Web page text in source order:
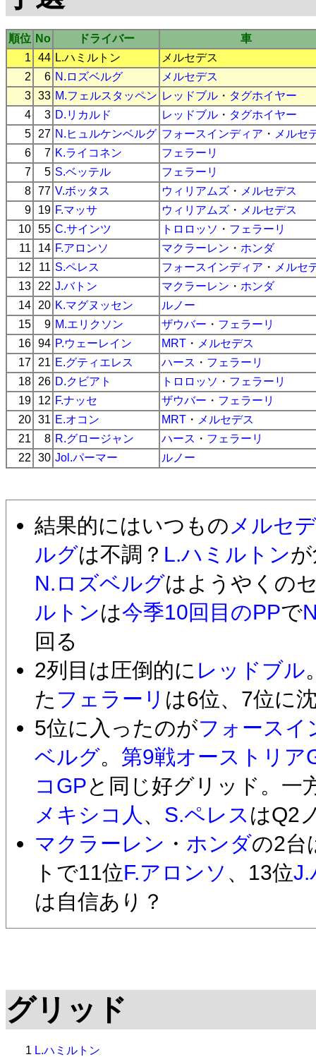
順位 No ドライバー
車
1
44 L.ハミルトン
メルセデス
2
6 N.ロズベルグ
メルセデス
3 33 M.フェルスタッペン レッドブル ・ タグホイヤー
4
3 D.リカルド レッドブル ・ タグホイヤー
5
27 N.ヒュルケンベルグ フォースインディア ・ メルセ
6
7 K.ライコネン
フェラーリ
7
5 S.ベッテル
フェラーリ
8 77 V.ボッタス ウィリアムズ ・ メルセデス
9
19 F.マッサ ウィリアムズ ・ メルセデス
10 55 C.サインツ トロロッソ ・ フェラーリ
11
14 F.アロンソ マクラーレン ・ ホンダ
12
11 S.ペレス フォースインディア ・ メルセ
13
22 J.バトン マクラーレン ・ ホンダ
14
20 K.マグヌッセン
ルノー
15
9 M.エリクソン ザウバー ・ フェラーリ
16 94 P.ウェーレイン MRT ・ メルセデス
17
21 E.グティエレス ハース ・ フェラーリ
18
26 D.クビアト トロロッソ ・ フェラーリ
19
12 F.ナッセ ザウバー ・ フェラーリ
20 31 E.オコン MRT ・ メルセデス
21
8 R.グロージャン ハース ・ フェラーリ
22
30 Jol.パーマー ルノー
結果的にはいつもの メルセ
ルグは不調？ L.ハミルトン
N.ロズベルグはようやくの
ルトンは今季10回目のPPで
回る
2列目は圧倒的に レッドブル
た フェラーリ は6位、7位に
5位に入ったのがフォースイ
ベルグ。 第9戦オーストリア
コGPと同じ好グリッド。一
メキシコ人 、 S.ペレス はQ2
マクラーレン ・ ホンダの2台
トで11位F.アロンソ 、13位J.
は自信あり？
グリッド
1 L.ハミルトン